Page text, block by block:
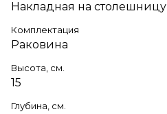
Накладная на столешницу
Комплектация
Раковина
Высота, см.
15
Глубина, см.